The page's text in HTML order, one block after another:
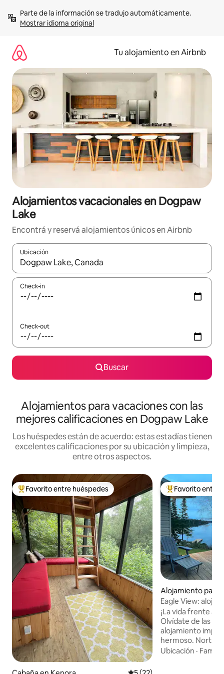
contenidoMostrar idioma original
Tu alojamiento en Airbnb
Alojamientos vacacionales en Dogpaw
Lake
Encontrá y reservá alojamientos únicos en Airbnb
Ubicación
Cuando los resultados estén disponibles, navegá con las
Check-in
Check-out
Buscar
Alojamientos para vacaciones con las
mejores calificaciones en Dogpaw Lake
Los huéspedes están de acuerdo: estas estadías tienen
excelentes calificaciones por su ubicación y limpieza,
entre otros aspectos.
Favorito entre los huéspedes más destacados
Favorito entre huéspedes Favorito entre
Favorito entre
Alojamiento para
Machin
Eagle View:
frente al lago en
¡La vida frente al
Olvídate de las
alojamiento
hermoso.
increíbles y
Ubicación · Familia